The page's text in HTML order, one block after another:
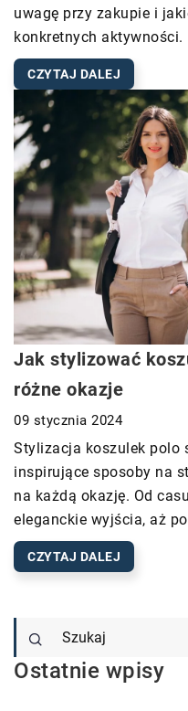
uwagę przy zakupie i
konkretnych aktywności.
CZYTAJ DALEJ
Jak stylizować
różne okazje
09 stycznia 2024
Stylizacja koszulek polo
inspirujące sposoby na
na każdą okazję. Od
eleganckie wyjścia, aż
CZYTAJ DALEJ
Ostatnie wpisy